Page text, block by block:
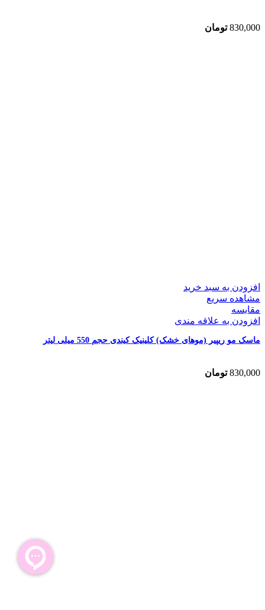
830,000 تومان
افزودن به سبد خرید
مشاهده سریع
مقایسه
افزودن به علاقه مندی
ماسک مو ریپیر (موهای خشک) کلینیک کیندی حجم 550 میلی لیتر
830,000 تومان